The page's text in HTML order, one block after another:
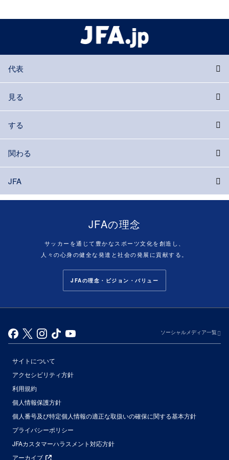
代表
見る
する
関わる
JFA
JFAの理念
サッカーを通じて豊かなスポーツ文化を創造し、
人々の心身の健全な発達と社会の発展に貢献する。
JFAの理念・ビジョン・バリュー
ソーシャルメディア一覧
サイトについて
アクセシビリティ方針
利用規約
個人情報保護方針
個人番号及び特定個人情報の適正な取扱いの確保に関する基本方針
プライバシーポリシー
JFAカスタマーハラスメント対応方針
アーカイブ